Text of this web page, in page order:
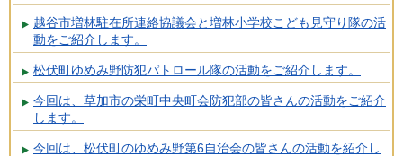
越谷市増林駐在所連絡協議会と増林小学校こども見守り隊の活
動をご紹介します。
松伏町ゆめみ野防犯パトロール隊の活動をご紹介します。
今回は、草加市の栄町中央町会防犯部の皆さんの活動をご紹介
します。
今回は、松伏町のゆめみ野第6自治会の皆さんの活動を紹介し